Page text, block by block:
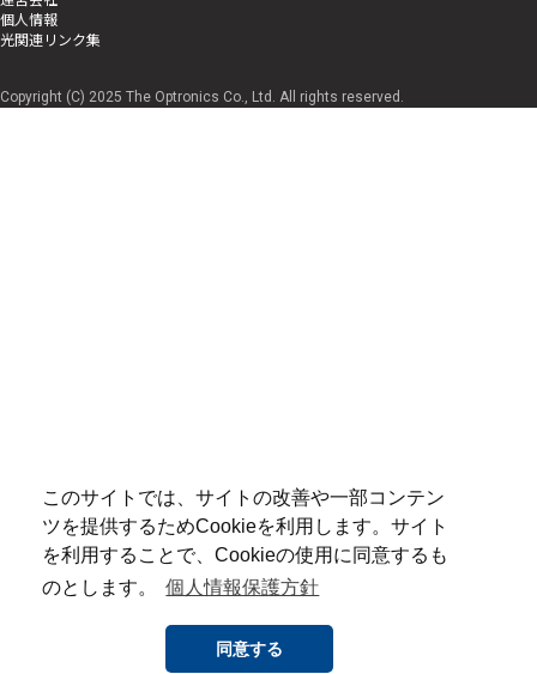
このサイトでは、サイトの改善や一部コンテン
ツを提供するためCookieを利用します。サイト
を利用することで、Cookieの使用に同意するも
のとします。
個人情報保護方針
同意する
個人情報
光関連リンク集
Copyright (C) 2025 The Optronics Co., Ltd. All rights reserved.